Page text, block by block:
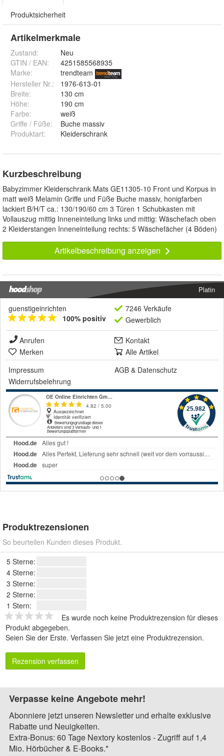
Produktsicherheit
Artikelmerkmale
Zustand:
Neu
GTIN / EAN:
4251585568935
Marke:
trendteam
Hersteller Nr.:
1976-613-01
Breite:
130 cm
Höhe:
190 cm
Farbe:
weiß
Griffe / Füße:
Buche massiv
Produktart: Kleiderschrank
Kurzbeschreibung
Babyzimmer Kleiderschrank Mats GE11305-10 Front und Korpus in
matt weiß Melamin Griffe und Füße Buche massiv, honigfarben
lackiert B/H/T ca.: 130/190/60 cm 3 Türen 1 Schubkasten mit
Vollauszug mittig Inneneinteilung links und mittig: Wäschefach oben
2 Kleiderstangen Inneneinteilung rechts: 5 Wäschefächer (4 Böden)
Artikelbeschreibung anzeigen
Platin
guenstigeinrichten
100% positiv
7246 Verkäufe
Gewerblich
Anrufen
Kontakt
Merken
Alle Artikel
Impressum
AGB & Datenschutz
Widerrufsbelehrung
Produktrezensionen
So beurteilen Kunden dieses Produkt.
5 Sterne:
4 Sterne:
3 Sterne:
2 Sterne:
1 Stern:
Es wurde noch keine Produktrezension für dieses
Produkt abgegeben.
Seien Sie der Erste. Verfassen Sie jetzt eine Produktrezension.
Rezension verfassen
Verpasse keine Angebote mehr!
Abonniere jetzt unseren Newsletter und erhalte exklusive
Rabatte und Neuigkeiten.
Extra-Bonus: 60 Tage Nextory kostenlos - Zugriff auf 1,4
Mio. Hörbücher & E-Books.*